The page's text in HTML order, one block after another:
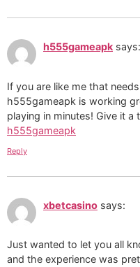
h555gameapk says:
If you are like me that
h555gameapk is working
playing in minutes! Give it a
h555gameapk
Reply
xbetcasino says:
Just wanted to let you all
and the experience was